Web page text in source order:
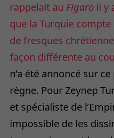
rappelait au Figaro il y
que la Turquie
de fresques
façon différente au
n’a été annoncé sur
règne. Pour Zeynep
et spécialiste de
impossible de les